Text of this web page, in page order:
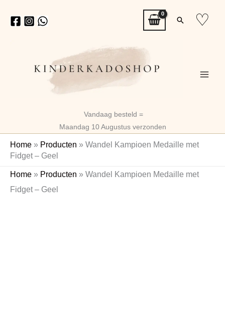
naar
Zoeken
♡
Vandaag besteld =
Maandag 10 Augustus verzonden
Home » Producten » Wandel Kampioen Medaille met
Fidget – Geel
Home » Producten » Wandel Kampioen Medaille met
Fidget – Geel
Wandel
Medaille